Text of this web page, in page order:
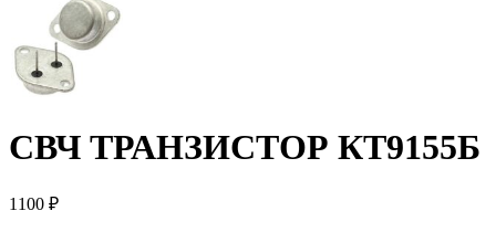
СВЧ ТРАНЗИСТОР КТ9155Б
1100 ₽